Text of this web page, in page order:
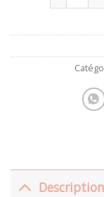
Description